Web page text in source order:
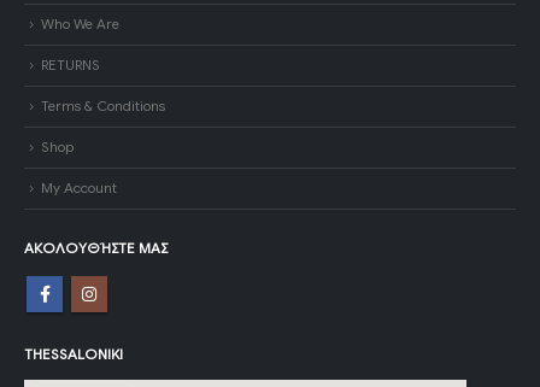
Who We Are
RETURNS
Terms & Conditions
Shop
My Account
ΑΚΟΛΟΥΘΉΣΤΕ ΜΑΣ
THESSALONIKI